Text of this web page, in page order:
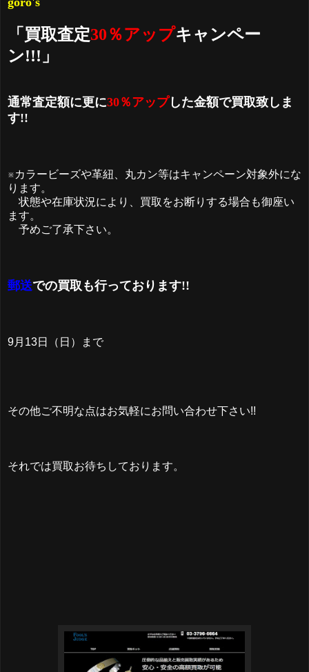
「買取査定30％アップキャンペー
ン!!!」
通常査定額に更に30％アップした金額で買取致しま
す!!
※カラービーズや革紐、丸カン等はキャンペーン対象外にな
ります。
状態や在庫状況により、買取をお断りする場合も御座い
ます。
予めご了承下さい。
郵送での買取も行っております!!
9月13日（日）まで
その他ご不明な点はお気軽にお問い合わせ下さい!!
それでは買取お待ちしております。